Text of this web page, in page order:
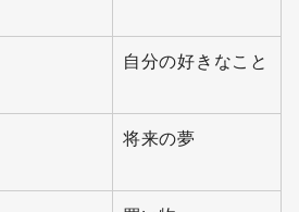
自分の好きなこと
将来の夢